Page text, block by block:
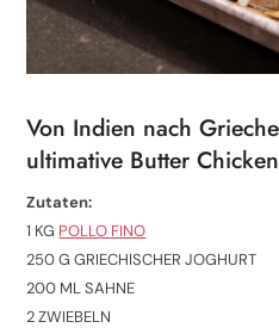
Von Indien nach
ultimative Butter
Zutaten:
1 KG POLLO FINO
250 G GRIECHISCHER JOGHURT
200 ML SAHNE
2 ZWIEBELN